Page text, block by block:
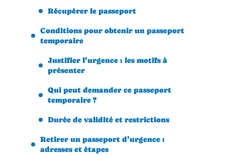
Récupérer le passeport
Conditions pour obtenir un passeport
temporaire
Justifier l’urgence : les motifs à
présenter
Qui peut demander ce passeport
temporaire ?
Durée de validité et restrictions
Retirer un passeport d’urgence :
adresses et étapes